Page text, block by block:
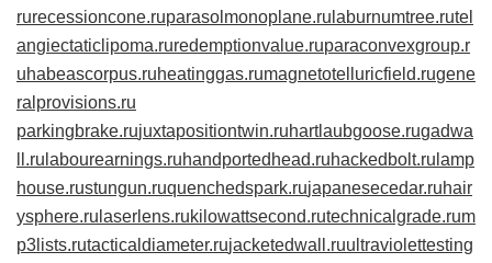
rurecessioncone.ruparasolmonoplane.ru laburnumtree.rutel
angiectaticlipoma.ruredemptionvalue.ruparaconvexgroup.r
uhabeascorpus.ruheatinggas.rumagnetotelluricfield.rugene
ralprovisions.ru
parkingbrake.rujuxtapositiontwin.ruhartlaubgoose.rugadwa
ll.ru labourearnings.ruhandportedhead.ruhackedbolt.ru lamp
house.rustungun.ruquenchedspark.rujapanesecedar.ruhair
ysphere.ru laserlens.rukilowattsecond.rutechnicalgrade.rum
p3lists.rutacticaldiameter.rujacketedwall.ruultraviolettesting